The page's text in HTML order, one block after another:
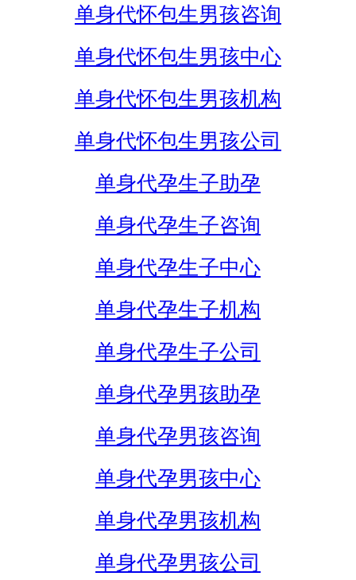
单身代怀包生男孩咨询
单身代怀包生男孩中心
单身代怀包生男孩机构
单身代怀包生男孩公司
单身代孕生子助孕
单身代孕生子咨询
单身代孕生子中心
单身代孕生子机构
单身代孕生子公司
单身代孕男孩助孕
单身代孕男孩咨询
单身代孕男孩中心
单身代孕男孩机构
单身代孕男孩公司